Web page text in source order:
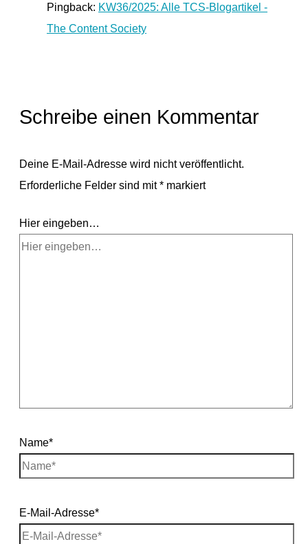
Pingback: KW36/2025: Alle TCS-Blogartikel -
The Content Society
Schreibe einen Kommentar
Deine E-Mail-Adresse wird nicht veröffentlicht.
Erforderliche Felder sind mit* markiert
Hier eingeben…
Name*
E-Mail-Adresse*